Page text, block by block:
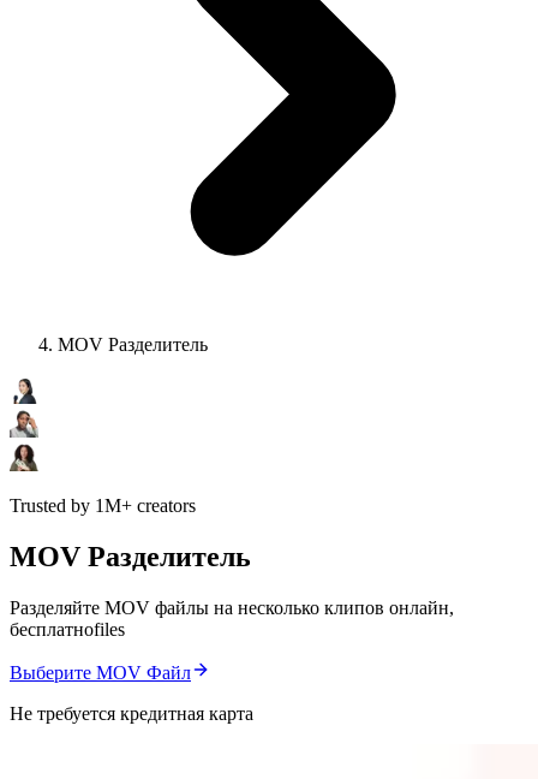
MOV Разделитель
Trusted by 1M+ creators
MOV Разделитель
Разделяйте MOV файлы на несколько клипов онлайн,
бесплатноfiles
Выберите MOV Файл
Не требуется кредитная карта